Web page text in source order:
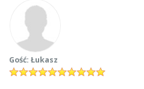
Gość: Łukasz